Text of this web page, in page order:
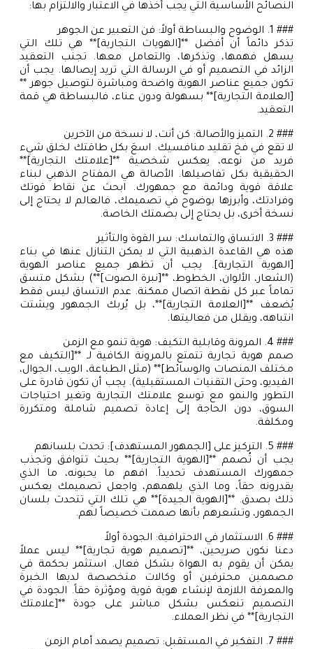
النصائح الأساسية التي يجب أخذها في الاعتبار والالتزام بها:
### 1. الوضوح والبساطة أولاً: فن التعبير عن الجوهر
تذكر دائماً أن أفضل **[الهويات التجارية]** هي تلك التي
يسهل فهمها، وتذكرها، والتعامل معها. تجنب التعقيد
الزائد في التصميم أو في الرسالة التي تريد إيصالها. يجب أن
تكون جميع عناصر الهوية واضحة ومباشرة لتوصيل جوهر **
[العلامة التجارية]** بسهولة ودون عناء، فالبساطة هي قمة
التعقيد.
### 2. التميز والأصالة: كن أنت، لا نسخة من الآخرين
لا تقع في فخ تقليد منافسيك. اسعَ بكل طاقتك لخلق شيء
فريد من نوعه، يعكس شخصية **[علامتك التجارية]**
الحقيقية بكل تفاصيلها. الأصالة هي المفتاح الذهبي لبناء
علاقة قوية ودائمة مع جمهورك. ابحث عن نقاط قوتك
وفرادتك، وأبرزها بوضوح في تصميمك، فالعالم لا يحتاج إلى
نسخة أخرى، بل يحتاج إلى بصمتك الخاصة.
### 3. الاتساق والتماسك: سر القوة والتأثير
هذه هي القاعدة الذهبية التي لا يمكن التنازل عنها في بناء
[الهوية التجارية]. يجب أن تظهر جميع عناصر الهوية
(الشعار، الألوان، الخطوط، **[نبرة الصوت]**) بشكل متسق
تماماً عبر كل نقطة اتصال ممكنة. عدم الاتساق ليس فقط
يُضعف **[العلامة التجارية]**، بل يُربك الجمهور ويشتت
انتباهه، ويقلل من فعاليتها.
### 4. المرونة وقابلية التكيف: هوية تنمو مع الزمن
صمم هوية تجارية تتمتع بالمرونة الكافية لـ **[التكيف مع
مختلف المنصات والوسائط]** (مثل الطباعة، الويب، الجوال،
الفيديو، وحتى التقنيات المستقبلية). يجب أن تكون قادرة على
التطور والنمو مع توسع علامتك التجارية وتغير احتياجات
السوق، دون الحاجة إلى إعادة تصميم شاملة ومتكررة
ومكلفة.
### 5. التركيز على [الجمهور المستهدف]: تحدث بلسانهم
يجب أن تُصمم **[الهوية التجارية]** بحيث تتوافق وتجذب
جمهورك المستهدف تحديداً. افهم ما يحبونه، ما الذي
يقدرونه حقاً، وما الذي يلهمهم، واجعل تصميمك يعكس
ذلك بصدق. **[الهوية الجيدة]** هي تلك التي تتحدث بلسان
الجمهور، وتشعرهم بأنها صممت خصيصاً لهم.
### 6. الاستثمار في الاحترافية: الجودة أولاً
دعنا نكون صريحين، **[تصميم هوية تجارية]** ليس عملاً
يمكن أن يقوم به الهواة بشكل فعال. استثمر بحكمة في
مصممين محترفين أو وكالات متخصصة لديها الخبرة
والمعرفة اللازمة لإنشاء هوية قوية ومؤثرة حقاً. الجودة في
التصميم تنعكس بشكل مباشر على جودة **[علامتك
التجارية]** في نظر العملاء.
### 7. التفكير في المستقبل: تصميم يصمد أمام الزمن